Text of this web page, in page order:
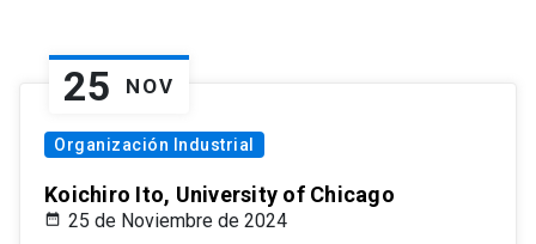
25 NOV
Organización Industrial
Koichiro Ito, University of Chicago
25 de Noviembre de 2024